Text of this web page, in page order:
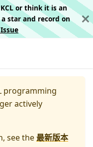
or think it is an
star and record on
programming
actively
see the最新版本